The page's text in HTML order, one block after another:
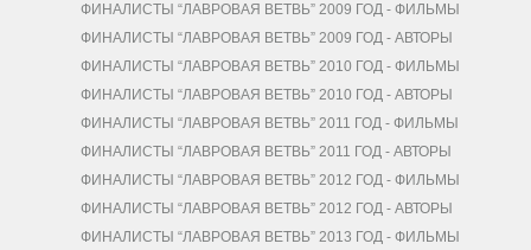
ФИНАЛИСТЫ “ЛАВРОВАЯ ВЕТВЬ” 2009 ГОД - ФИЛЬМЫ
ФИНАЛИСТЫ “ЛАВРОВАЯ ВЕТВЬ” 2009 ГОД - АВТОРЫ
ФИНАЛИСТЫ “ЛАВРОВАЯ ВЕТВЬ” 2010 ГОД - ФИЛЬМЫ
ФИНАЛИСТЫ “ЛАВРОВАЯ ВЕТВЬ” 2010 ГОД - АВТОРЫ
ФИНАЛИСТЫ “ЛАВРОВАЯ ВЕТВЬ” 2011 ГОД - ФИЛЬМЫ
ФИНАЛИСТЫ “ЛАВРОВАЯ ВЕТВЬ” 2011 ГОД - АВТОРЫ
ФИНАЛИСТЫ “ЛАВРОВАЯ ВЕТВЬ” 2012 ГОД - ФИЛЬМЫ
ФИНАЛИСТЫ “ЛАВРОВАЯ ВЕТВЬ” 2012 ГОД - АВТОРЫ
ФИНАЛИСТЫ “ЛАВРОВАЯ ВЕТВЬ” 2013 ГОД - ФИЛЬМЫ